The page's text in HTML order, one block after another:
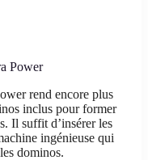
Power
rend encore plus
inclus pour former
Il suffit d’insérer les
ingénieuse qui
dominos.